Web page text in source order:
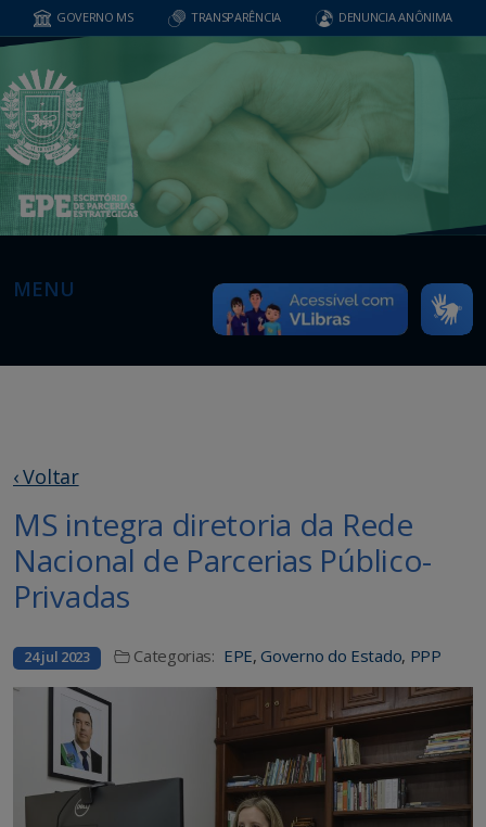
GOVERNO MS TRANSPARÊNCIA DENUNCIA ANÔNIMA
MENU
‹ Voltar
MS integra diretoria da Rede
Nacional de Parcerias Público-
Privadas
24 jul 2023 Categorias: EPE, Governo do Estado, PPP